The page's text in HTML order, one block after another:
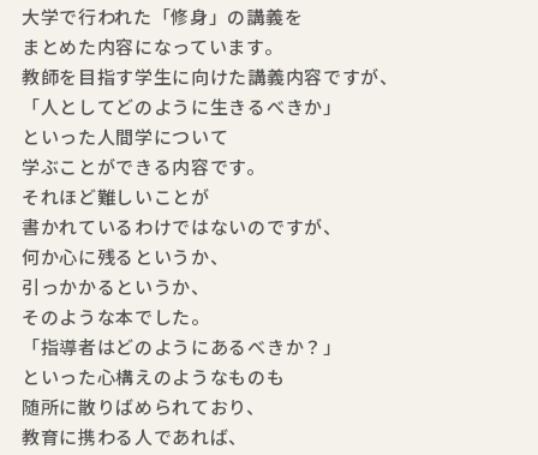
大学で行われた「修身」の講義を
まとめた内容になっています。
教師を目指す学生に向けた講義内容ですが、
「人としてどのように生きるべきか」
といった人間学について
学ぶことができる内容です。
それほど難しいことが
書かれているわけではないのですが、
何か心に残るというか、
引っかかるというか、
そのような本でした。
「指導者はどのようにあるべきか？」
といった心構えのようなものも
随所に散りばめられており、
教育に携わる人であれば、